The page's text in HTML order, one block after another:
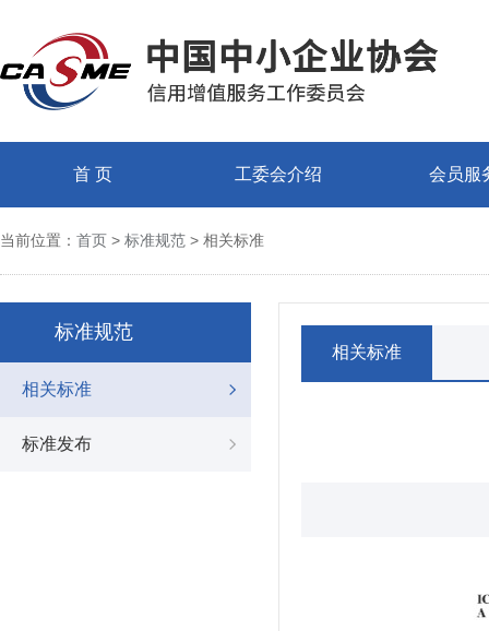
首 页 工委会介绍 会员服
当前位置： 首页 > 标准规范 > 相关标准
标准规范
相关标准
标准发布
相关标准